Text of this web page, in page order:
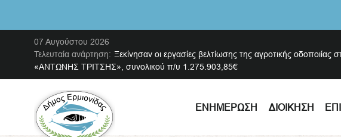
07 Αυγούστου 2026
Τελευταία ανάρτηση: Ξεκίνησαν οι εργασίες βελτίωσης της αγροτικής
«ΑΝΤΩΝΗΣ ΤΡΙΤΣΗΣ», συνολικού π/υ 1.275.903,85€
ΕΝΗΜΈΡΩΣΗ ΔΙΟΊΚΗΣΗ